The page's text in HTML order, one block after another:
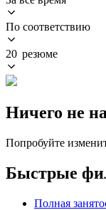
По соответствию
20 резюме
Ничего не
Попробуйте
Быстрые
Полная